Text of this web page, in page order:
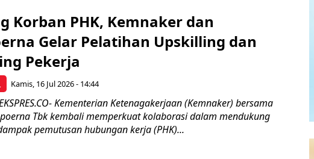
Korban PHK, Kemnaker dan
Gelar Pelatihan Upskilling dan
Pekerja
Kamis, 16 Jul 2026 - 14:44
Kementerian Ketenagakerjaan (Kemnaker) bersama
Tbk kembali memperkuat kolaborasi dalam mendukung
pemutusan hubungan kerja (PHK)...